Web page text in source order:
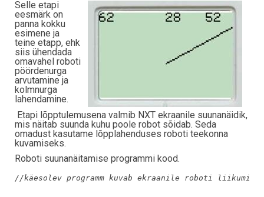
Selle etapi
eesmärk on
panna kokku
esimene ja
teine etapp, ehk
siis ühendada
omavahel roboti
pöördenurga
arvutamine ja
kolmnurga
lahendamine.
Etapi lõpptulemusena valmib NXT ekraanile suunanäidik,
mis näitab suunda kuhu poole robot sõidab. Seda
omadust kasutame lõpplahenduses roboti teekonna
kuvamiseks.
Roboti suunanäitamise programmi kood.
//käesolev programm kuvab ekraanile roboti liikumise